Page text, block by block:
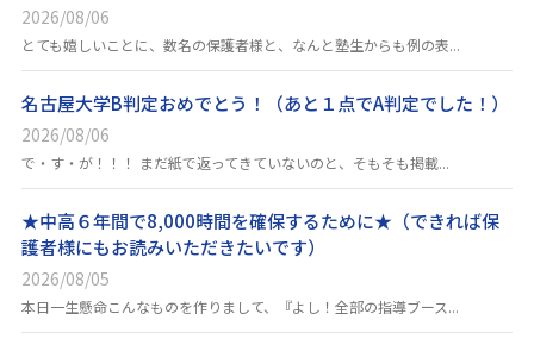
2026/08/06
とても嬉しいことに、数名の保護者様と、なんと塾生からも例の表...
名古屋大学B判定おめでとう！（あと１点でA判定でした！）
2026/08/06
で・す・が！！！ まだ紙で返ってきていないのと、そもそも掲載...
★中高６年間で8,000時間を確保するために★（できれば保
護者様にもお読みいただきたいです）
2026/08/05
本日一生懸命こんなものを作りまして、『よし！全部の指導ブース...